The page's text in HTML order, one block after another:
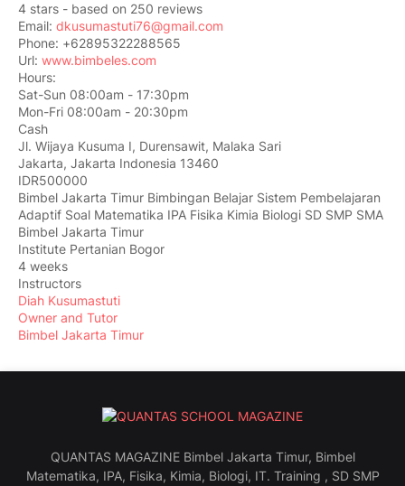
4 stars - based on 250 reviews
Email: dkusumastuti76@gmail.com
Phone: +62895322288565
Url: www.bimbeles.com
Hours:
Sat-Sun 08:00am - 17:30pm
Mon-Fri 08:00am - 20:30pm
Cash
Jl. Wijaya Kusuma I, Durensawit, Malaka Sari
Jakarta, Jakarta Indonesia 13460
IDR500000
Bimbel Jakarta Timur Bimbingan Belajar Sistem Pembelajaran
Adaptif Soal Matematika IPA Fisika Kimia Biologi SD SMP SMA
Bimbel Jakarta Timur
Institute Pertanian Bogor
4 weeks
Instructors
Diah Kusumastuti
Owner and Tutor
Bimbel Jakarta Timur
QUANTAS MAGAZINE Bimbel Jakarta Timur, Bimbel
Matematika, IPA, Fisika, Kimia, Biologi, IT. Training , SD SMP